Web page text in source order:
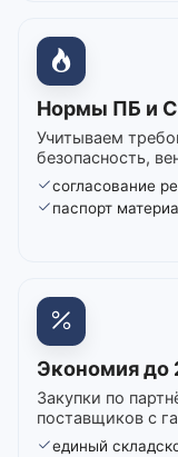
Нормы ПБ и
Учитываем
безопасность,
согласование
паспорт
Экономия до
Закупки по
поставщиков с
единый